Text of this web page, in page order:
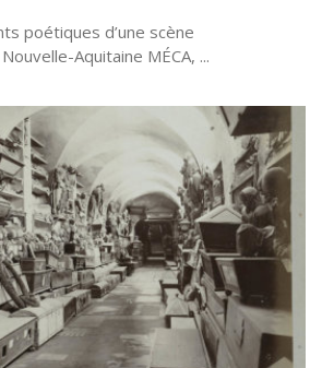
poétiques d’une scène
Aquitaine MÉCA, ...